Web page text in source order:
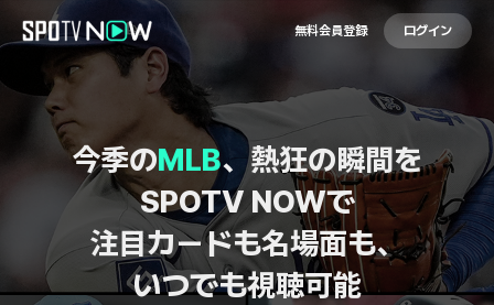
無料会員登録 ログイン
今季のMLB、熱狂の瞬間を
SPOTV NOWで
注目カードも名場面も、
いつでも視聴可能